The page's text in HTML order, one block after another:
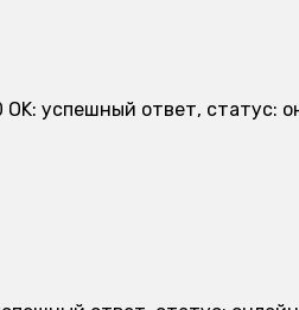
успешный ответ, статус: